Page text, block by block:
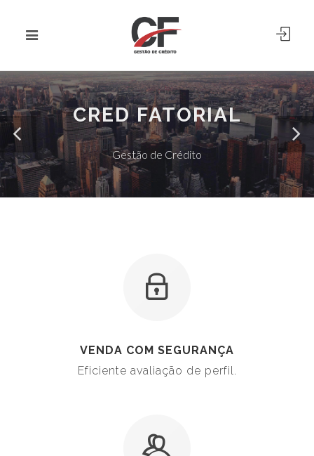
CRED FATORIAL
Gestão de Crédito
VENDA COM SEGURANÇA
Eficiente avaliação de perfil.